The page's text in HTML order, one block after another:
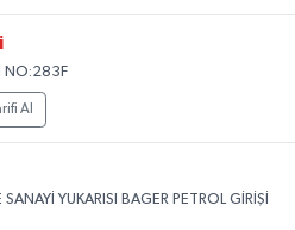
NO:283F
Al
YUKARISI BAGER PETROL GİRİŞİ